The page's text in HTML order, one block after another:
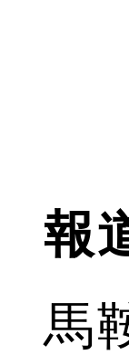
報
馬